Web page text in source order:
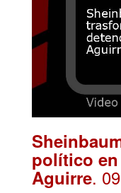
político
Aguirre.